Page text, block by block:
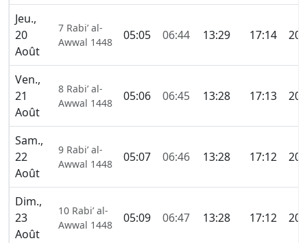
Jeu.,
20
Août
7 Rabi’ al-
Awwal 1448
05:05 06:44 13:29 17:14
Ven.,
21
Août
8 Rabi’ al-
Awwal 1448
05:06 06:45 13:28 17:13
Sam.,
22
Août
9 Rabi’ al-
Awwal 1448
05:07 06:46 13:28 17:12
Dim.,
23
Août
10 Rabi’ al-
Awwal 1448
05:09 06:47 13:28 17:12